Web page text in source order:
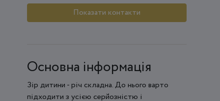
Показати контакти
Основна інформація
Зір дитини - річ складна. До нього варто
підходити з усією серйозністю і